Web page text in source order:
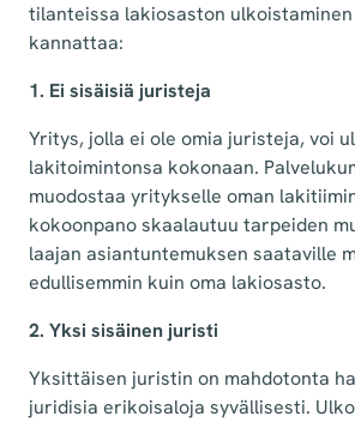
tilanteissa lakiosaston
kannattaa:
1. Ei sisäisiä juristeja
Yritys, jolla ei ole omia juristeja, voi
lakitoimintonsa kokonaan.
muodostaa yritykselle oman
kokoonpano skaalautuu tarpeiden
laajan asiantuntemuksen saataville
edullisemmin kuin oma lakiosasto.
2. Yksi sisäinen juristi
Yksittäisen juristin on mahdotonta
juridisia erikoisaloja syvällisesti.